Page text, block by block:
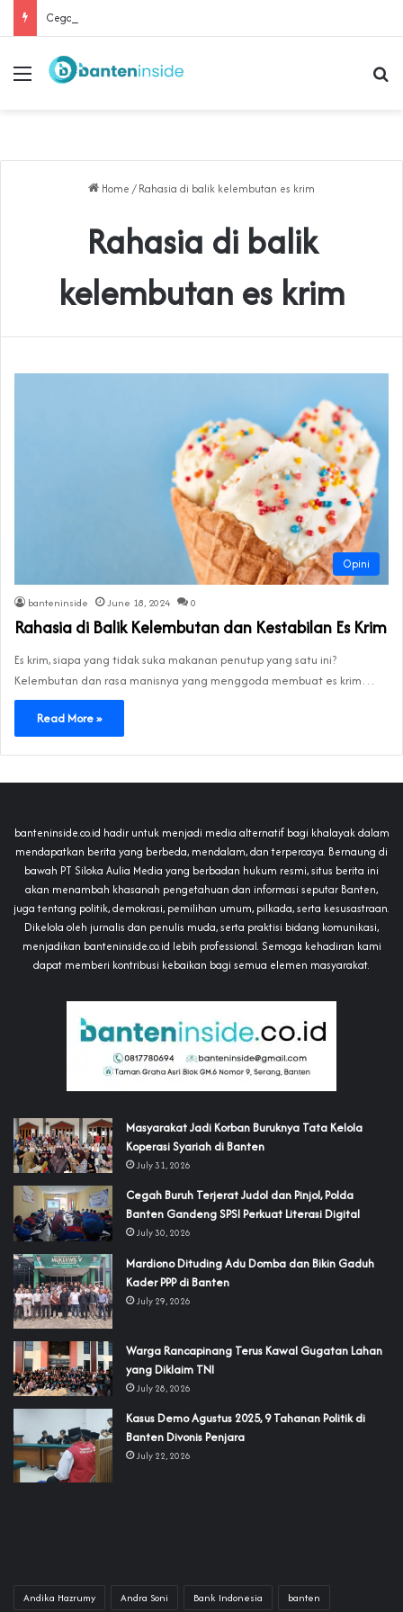
Menu
Home / Rahasia di balik kelembutan es krim
Rahasia di balik
kelembutan es krim
Opini
banteninside June 18, 2024 0
Rahasia di Balik Kelembutan dan Kestabilan Es Krim
Es krim, siapa yang tidak suka makanan penutup yang satu ini?
Kelembutan dan rasa manisnya yang menggoda membuat es krim…
Read More »
banteninside.co.id hadir untuk menjadi media alternatif bagi khalayak dalam
mendapatkan berita yang berbeda, mendalam, dan terpercaya. Bernaung di
bawah PT Siloka Aulia Media yang berbadan hukum resmi, situs berita ini
akan menambah khasanah pengetahuan dan informasi seputar Banten,
juga tentang politik, demokrasi, pemilihan umum, pilkada, serta kesusastraan.
Dikelola oleh jurnalis dan penulis muda, serta praktisi bidang komunikasi,
menjadikan banteninside.co.id lebih professional. Semoga kehadiran kami
dapat memberi kontribusi kebaikan bagi semua elemen masyarakat.
‎Masyarakat Jadi Korban Buruknya Tata Kelola
Koperasi Syariah di Banten
July 31, 2026
Cegah Buruh Terjerat Judol dan Pinjol, Polda
Banten Gandeng SPSI Perkuat Literasi Digital
July 30, 2026
‎Mardiono Dituding Adu Domba dan Bikin Gaduh
Kader PPP di Banten
July 29, 2026
‎Warga Rancapinang Terus Kawal Gugatan Lahan
yang Diklaim TNI‎‎
July 28, 2026
‎Kasus Demo Agustus 2025, 9 Tahanan Politik di
Banten Divonis Penjara
July 22, 2026
Andika Hazrumy Andra Soni Bank Indonesia banten